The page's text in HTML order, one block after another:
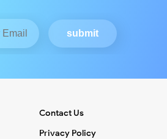
Contact Us
Privacy Policy